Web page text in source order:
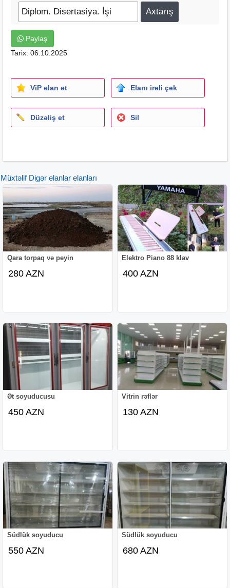
Paylaş
Tarix: 06.10.2025
ViP elan et Elanı irəli çək
Düzəliş et Sil
Müxtəlif Digər elanlar elanları
Qara torpaq və peyin
280 AZN
Elektro Piano 88 klav
400 AZN
Ət soyuducusu
450 AZN
Vitrin rəflər
130 AZN
Südlük soyuducu
550 AZN
Südlük soyuducu
680 AZN